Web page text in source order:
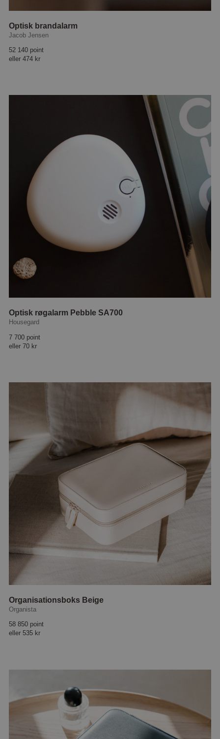
Optisk brandalarm
Jacob Jensen
52 140 point
eller 474 kr
Optisk røgalarm Pebble SA700
Housegard
7 700 point
eller 70 kr
Organisationsboks Beige
Organista
58 850 point
eller 535 kr